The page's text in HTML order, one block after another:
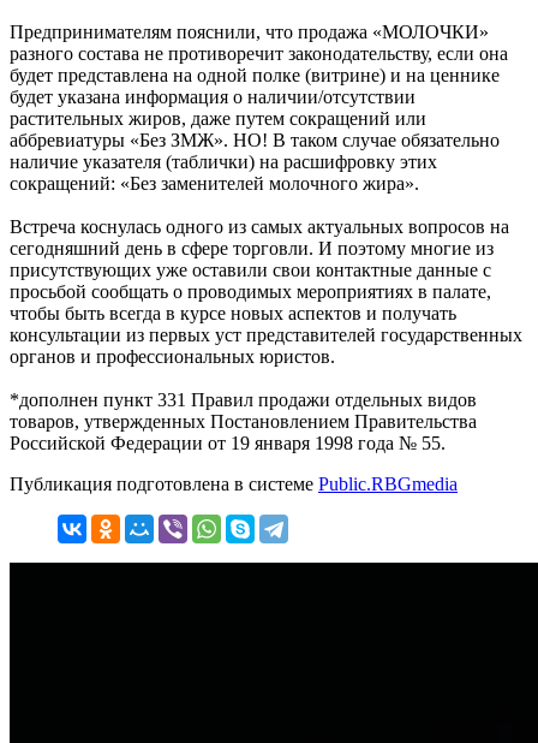
Предпринимателям пояснили, что продажа «МОЛОЧКИ»
разного состава не противоречит законодательству, если она
будет представлена на одной полке (витрине) и на ценнике
будет указана информация о наличии/отсутствии
растительных жиров, даже путем сокращений или
аббревиатуры «Без ЗМЖ». НО! В таком случае обязательно
наличие указателя (таблички) на расшифровку этих
сокращений: «Без заменителей молочного жира».
Встреча коснулась одного из самых актуальных вопросов на
сегодняшний день в сфере торговли. И поэтому многие из
присутствующих уже оставили свои контактные данные с
просьбой сообщать о проводимых мероприятиях в палате,
чтобы быть всегда в курсе новых аспектов и получать
консультации из первых уст представителей государственных
органов и профессиональных юристов.
*дополнен пункт 331 Правил продажи отдельных видов
товаров, утвержденных Постановлением Правительства
Российской Федерации от 19 января 1998 года № 55.
Публикация подготовлена в системе Public.RBGmedia